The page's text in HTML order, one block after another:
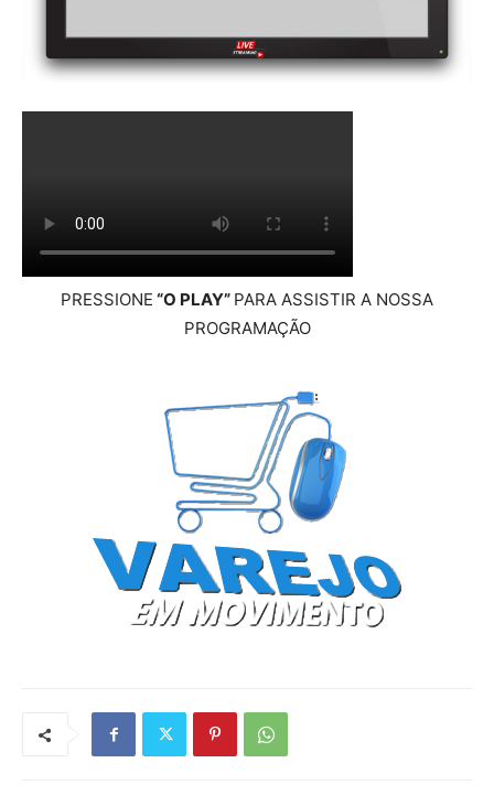
PRESSIONE “O PLAY” PARA ASSISTIR A NOSSA
PROGRAMAÇÃO